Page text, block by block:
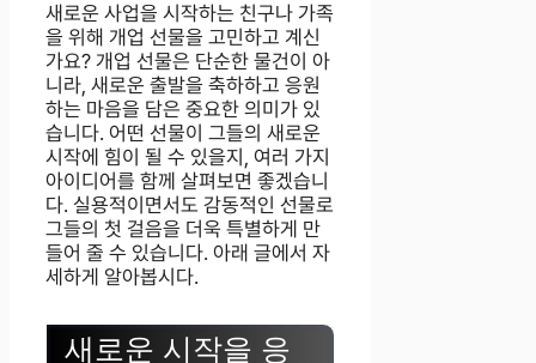
새로운 사업을 시작하는 친구나 가족
을 위해 개업 선물을 고민하고 계신
가요? 개업 선물은 단순한 물건이 아
니라, 새로운 출발을 축하하고 응원
하는 마음을 담은 중요한 의미가 있
습니다. 어떤 선물이 그들의 새로운
시작에 힘이 될 수 있을지, 여러 가지
아이디어를 함께 살펴보면 좋겠습니
다. 실용적이면서도 감동적인 선물로
그들의 첫 걸음을 더욱 특별하게 만
들어 줄 수 있습니다. 아래 글에서 자
세하게 알아봅시다.
새로운 시작을 응